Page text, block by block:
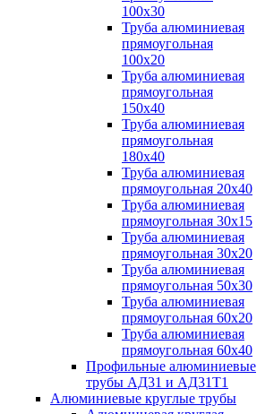
100x30
Труба алюминиевая
прямоугольная
100х20
Труба алюминиевая
прямоугольная
150x40
Труба алюминиевая
прямоугольная
180x40
Труба алюминиевая
прямоугольная 20х40
Труба алюминиевая
прямоугольная 30x15
Труба алюминиевая
прямоугольная 30х20
Труба алюминиевая
прямоугольная 50х30
Труба алюминиевая
прямоугольная 60x20
Труба алюминиевая
прямоугольная 60х40
Профильные алюминиевые
трубы АД31 и АД31Т1
Алюминиевые круглые трубы